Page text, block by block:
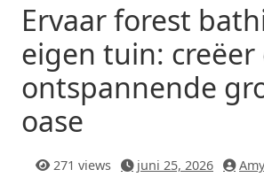
Ervaar forest
eigen tuin: creëer
ontspannende
oase
271 views juni 25, 2026 Amy